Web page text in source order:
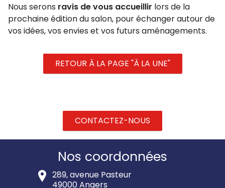
Nous serons ravis de vous accueillir lors de la
prochaine édition du salon, pour échanger autour de
vos idées, vos envies et vos futurs aménagements.
RETOUR À LA PAGE "À LA UNE"
CONTACTEZ-NOUS
Nos coordonnées
289, avenue Pasteur
49000Angers